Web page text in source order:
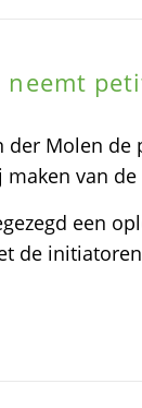
neemt
der Molen
van
een
de